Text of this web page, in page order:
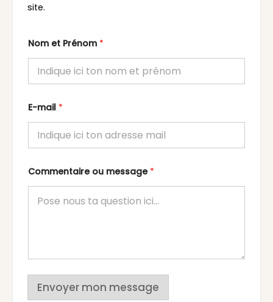
site.
Nom et Prénom *
E-mail *
Commentaire ou message *
Envoyer mon message